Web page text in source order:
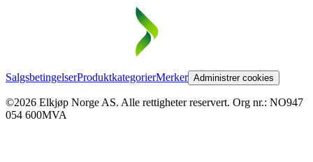
SalgsbetingelserProduktkategorierMerker Administrer cookies
©2026 Elkjøp Norge AS. Alle rettigheter reservert. Org nr.: NO947
054 600MVA